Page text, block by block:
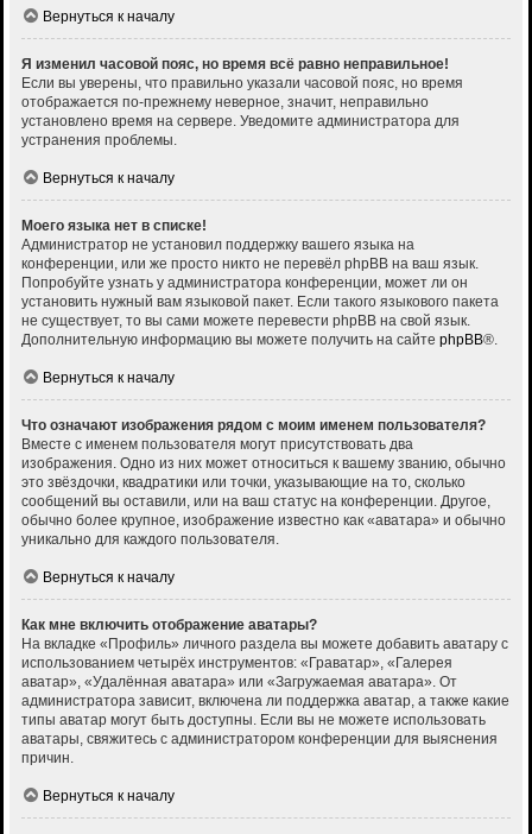
Вернуться к началу
Я изменил часовой пояс, но время всё равно неправильное!
Если вы уверены, что правильно указали часовой пояс, но время
отображается по-прежнему неверное, значит, неправильно
установлено время на сервере. Уведомите администратора для
устранения проблемы.
Вернуться к началу
Моего языка нет в списке!
Администратор не установил поддержку вашего языка на
конференции, или же просто никто не перевёл phpBB на ваш язык.
Попробуйте узнать у администратора конференции, может ли он
установить нужный вам языковой пакет. Если такого языкового пакета
не существует, то вы сами можете перевести phpBB на свой язык.
Дополнительную информацию вы можете получить на сайте phpBB®.
Вернуться к началу
Что означают изображения рядом с моим именем пользователя?
Вместе с именем пользователя могут присутствовать два
изображения. Одно из них может относиться к вашему званию, обычно
это звёздочки, квадратики или точки, указывающие на то, сколько
сообщений вы оставили, или на ваш статус на конференции. Другое,
обычно более крупное, изображение известно как «аватара» и обычно
уникально для каждого пользователя.
Вернуться к началу
Как мне включить отображение аватары?
На вкладке «Профиль» личного раздела вы можете добавить аватару с
использованием четырёх инструментов: «Граватар», «Галерея
аватар», «Удалённая аватара» или «Загружаемая аватара». От
администратора зависит, включена ли поддержка аватар, а также какие
типы аватар могут быть доступны. Если вы не можете использовать
аватары, свяжитесь с администратором конференции для выяснения
причин.
Вернуться к началу